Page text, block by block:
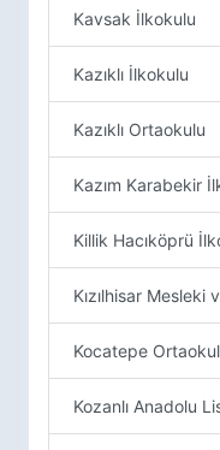
Kavsak İlkokulu
Kazıklı İlkokulu
Kazıklı Ortaokulu
Kazım Karabekir
Killik Hacıköprü
Kızılhisar Mesleki
Kocatepe
Kozanlı Anadolu